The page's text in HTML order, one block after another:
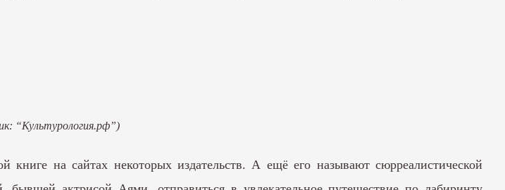
“Культурология.рф”)
на сайтах некоторых издательств. А ещё его называют сюрреалистической